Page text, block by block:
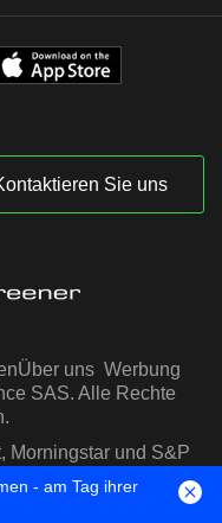
Sie uns
Über uns Werbung
SAS. Alle Rechte
Morningstar und S&P
gestellt
- am Tag ihrer